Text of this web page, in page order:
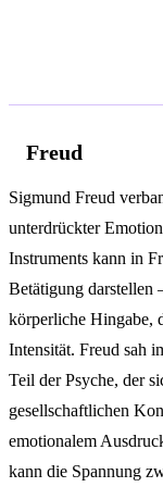
Freud
Sigmund Freud
unterdrückter
Instruments kann in
Betätigung
körperliche Hingabe,
Intensität. Freud sah
Teil der Psyche, der
gesellschaftlichen
emotionalem
kann die Spannung